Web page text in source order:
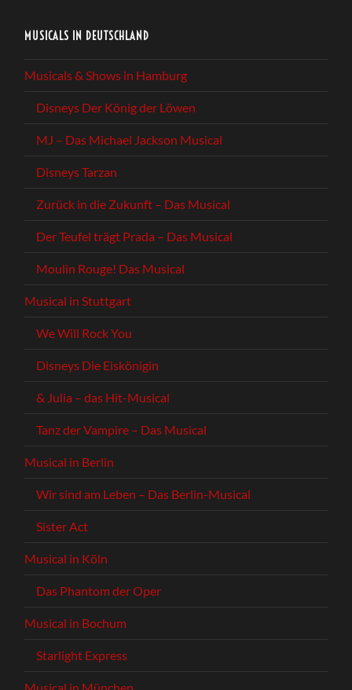
MUSICALS IN DEUTSCHLAND
Musicals & Shows in Hamburg
Disneys Der König der Löwen
MJ – Das Michael Jackson Musical
Disneys Tarzan
Zurück in die Zukunft – Das Musical
Der Teufel trägt Prada – Das Musical
Moulin Rouge! Das Musical
Musical in Stuttgart
We Will Rock You
Disneys Die Eiskönigin
& Julia – das Hit-Musical
Tanz der Vampire – Das Musical
Musical in Berlin
Wir sind am Leben – Das Berlin-Musical
Sister Act
Musical in Köln
Das Phantom der Oper
Musical in Bochum
Starlight Express